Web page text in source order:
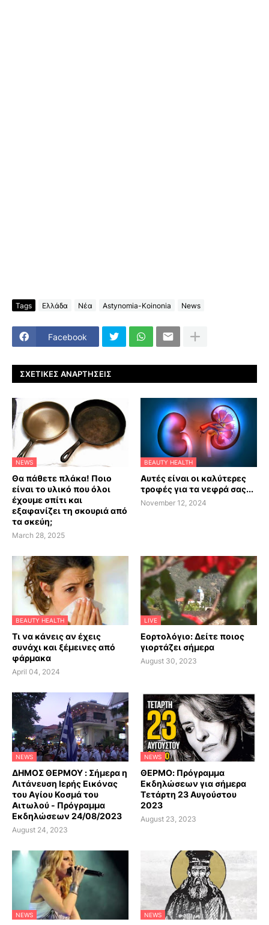
Tags Ελλάδα Νέα Astynomia-Koinonia News
Facebook
ΣΧΕΤΙΚΈΣ ΑΝΑΡΤΉΣΕΙΣ
NEWS
Θα πάθετε πλάκα! Ποιο
είναι το υλικό που όλοι
έχουμε σπίτι και
εξαφανίζει τη σκουριά από
τα σκεύη;
March 28, 2025
BEAUTY HEALTH
Αυτές είναι οι καλύτερες
τροφές για τα νεφρά σας...
November 12, 2024
BEAUTY HEALTH
Τι να κάνεις αν έχεις
συνάχι και ξέμεινες από
φάρμακα
April 04, 2024
LIVE
Εορτολόγιο: Δείτε ποιος
γιορτάζει σήμερα
August 30, 2023
NEWS
ΔΗΜΟΣ ΘΕΡΜΟΥ : Σήμερα η
Λιτάνευση Ιερής Εικόνας
του Αγίου Κοσμά του
Αιτωλού - Πρόγραμμα
Εκδηλώσεων 24/08/2023
August 24, 2023
NEWS
ΘΕΡΜΟ: Πρόγραμμα
Εκδηλώσεων για σήμερα
Τετάρτη 23 Αυγούστου
2023
August 23, 2023
NEWS NEWS